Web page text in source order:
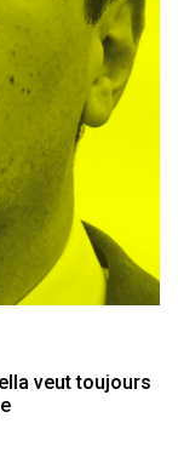
veut toujours